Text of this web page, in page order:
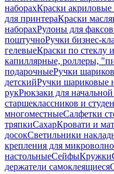
наборахКраски
для принтераКраски
наборахРулоны для факсов
поштучноРучки бизнес-
гелевыеКраски по стеклу
капиллярные, роллеры,
подарочныеРучки
детскийРучки шариковые
рукРюкзаки для
старшеклассников и
многоместныеСалфетки
тряпкиСахарКровати и
досокСветильники
крепления для
настольныеСейфыКружки
держатели самоклеящиеся